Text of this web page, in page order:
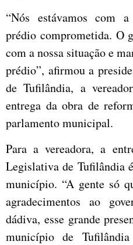
“Nós estávamos com
prédio comprometida. O
com a nossa situação e
prédio”, afirmou a
de Tufilândia, a
entrega da obra de
parlamento municipal.
Para a vereadora, a
Legislativa de Tufilândia
município. “A gente só
agradecimentos ao
dádiva, esse grande
município de